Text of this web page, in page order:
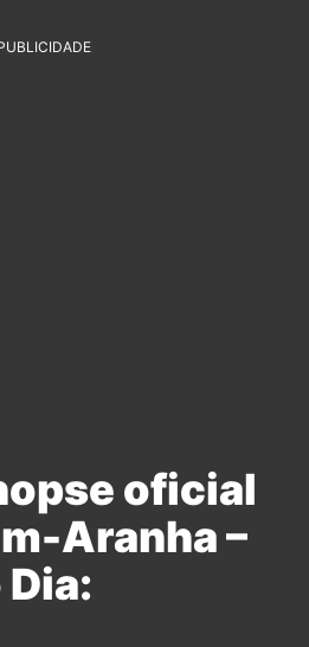
oficial
Aranha –
Dia: